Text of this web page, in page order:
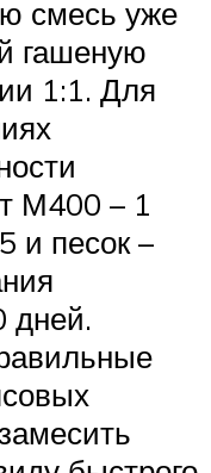
смесь уже
гашеную
1:1. Для
М400 – 1
и песок –
дней.